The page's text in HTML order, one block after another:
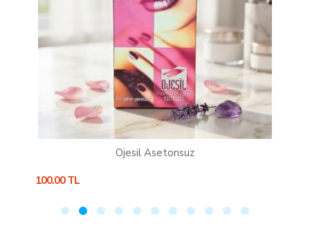
Ojesil Asetonsuz
100.00 TL